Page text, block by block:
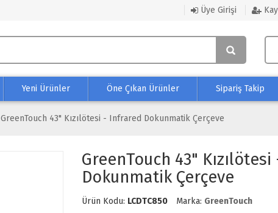
Üye Girişi
Yeni Ürünler Öne Çıkan Ürünler Sipariş Takip
GreenTouch 43" Kızılötesi - Infrared Dokunmatik Çerçeve
GreenTouch 43"
Dokunmatik Çerçeve
Ürün Kodu: LCDTC850 Marka: GreenTouch